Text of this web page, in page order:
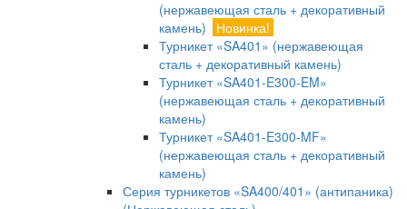
(нержавеющая сталь + декоративный
камень)
Новинка!
Турникет «SA401» (нержавеющая
сталь + декоративный камень)
Турникет «SA401-E300-EM»
(нержавеющая сталь + декоративный
камень)
Турникет «SA401-E300-MF»
(нержавеющая сталь + декоративный
камень)
Серия турникетов «SA400/401» (антипаника)